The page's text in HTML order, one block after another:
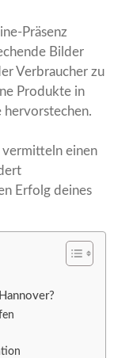
Präsenz
Bilder
Verbraucher zu
Produkte in
hervorstechen.
vermitteln einen
Erfolg deines